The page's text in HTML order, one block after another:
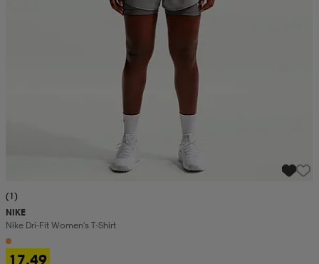
(1)
NIKE
Nike Dri-Fit Women's T-Shirt
17,49